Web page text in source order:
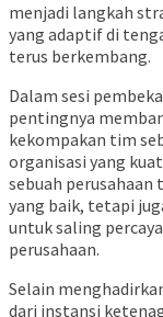
menjadi langkah
yang adaptif di
terus berkembang.
Dalam sesi
pentingnya
kekompakan tim
organisasi yang
sebuah
yang baik, tetapi
untuk saling
perusahaan.
Selain
dari instansi